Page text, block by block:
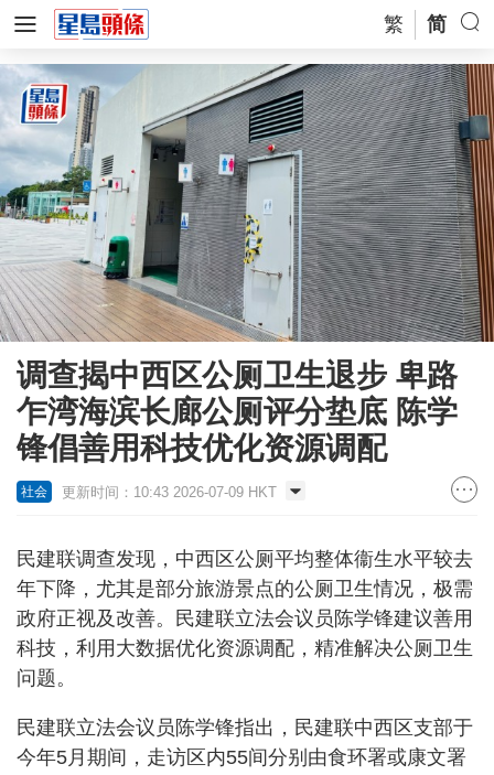
繁 简
调查揭中西区公厕卫生退步 卑路
乍湾海滨长廊公厕评分垫底 陈学
锋倡善用科技优化资源调配
社会 更新时间：10:43 2026-07-09 HKT
民建联调查发现，中西区公厕平均整体衞生水平较去
年下降，尤其是部分旅游景点的公厕卫生情况，极需
政府正视及改善。民建联立法会议员陈学锋建议善用
科技，利用大数据优化资源调配，精准解决公厕卫生
问题。
民建联立法会议员陈学锋指出，民建联中西区支部于
今年5月期间，走访区内55间分别由食环署或康文署